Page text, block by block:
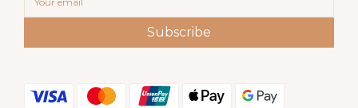
Subscribe